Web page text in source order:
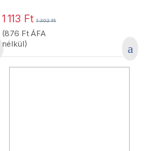
1 113 Ft 1 302Ft
(876 FtÁFA
nélkül)